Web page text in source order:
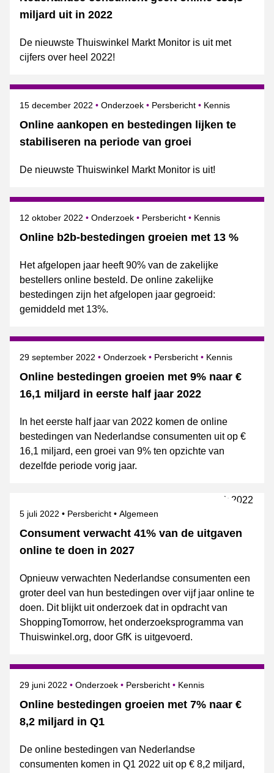
miljard uit in 2022
De nieuwste Thuiswinkel Markt Monitor is uit met
cijfers over heel 2022!
Online aankopen en bestedingen lijken te
stabiliseren na periode van groei
Gepubliceerd op
15 december 2022 Categorie
Onderzoek Persbericht Onderwerpen
Kennis
De nieuwste Thuiswinkel Markt Monitor is uit!
Online b2b-bestedingen groeien met 13 %
Gepubliceerd op
12 oktober 2022 Categorie
Onderzoek Persbericht Onderwerpen
Kennis
Het afgelopen jaar heeft 90% van de zakelijke
bestellers online besteld. De online zakelijke
bestedingen zijn het afgelopen jaar gegroeid:
gemiddeld met 13%.
Online bestedingen groeien met 9% naar €
16,1 miljard in eerste half jaar 2022
Gepubliceerd op
29 september 2022 Categorie
Onderzoek Persbericht Onderwerpen
Kennis
In het eerste half jaar van 2022 komen de online
bestedingen van Nederlandse consumenten uit op €
16,1 miljard, een groei van 9% ten opzichte van
dezelfde periode vorig jaar.
Consument verwacht 41% van de uitgaven
online te doen in 2027
Gepubliceerd op
5 juli 2022 Categorie
Persbericht Onderwerpen
Algemeen
Opnieuw verwachten Nederlandse consumenten een
groter deel van hun bestedingen over vijf jaar online te
doen. Dit blijkt uit onderzoek dat in opdracht van
ShoppingTomorrow, het onderzoeksprogramma van
Thuiswinkel.org, door GfK is uitgevoerd.
Online bestedingen groeien met 7% naar €
8,2 miljard in Q1
Gepubliceerd op
29 juni 2022 Categorie
Onderzoek Persbericht Onderwerpen
Kennis
De online bestedingen van Nederlandse
consumenten komen in Q1 2022 uit op € 8,2 miljard,